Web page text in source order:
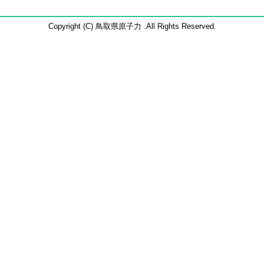
Copyright (C) 鳥取県原子力 .All Rights Reserved.